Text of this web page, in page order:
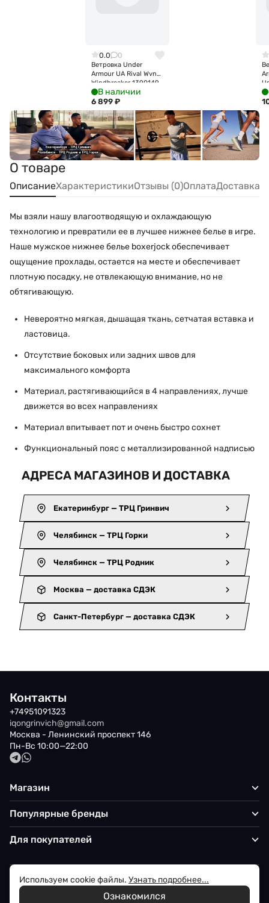
0.0 0
Ветровка Under
Armour UA Rival Wvn
Windbreaker 1390149-
410В наличии
6 899 ₽
О товаре
ОписаниеХарактеристикиОтзывы (0)ОплатаДоставка
Мы взяли нашу влагоотводящую и охлаждающую
технологию и превратили ее в лучшее нижнее белье в игре.
Наше мужское нижнее белье boxerjock обеспечивает
ощущение прохлады, остается на месте и обеспечивает
плотную посадку, не отвлекающую внимание, но не
обтягивающую.
Невероятно мягкая, дышащая ткань, сетчатая вставка и
ластовица.
Отсутствие боковых или задних швов для
максимального комфорта
Материал, растягивающийся в 4 направлениях, лучше
движется во всех направлениях
Материал впитывает пот и очень быстро сохнет
Функциональный пояс с металлизированной надписью
АДРЕСА МАГАЗИНОВ И ДОСТАВКА
Екатеринбург — ТРЦ Гринвич
Челябинск — ТРЦ Горки
Челябинск — ТРЦ Родник
Москва — доставка СДЭК
Санкт-Петербург — доставка СДЭК
Контакты
+74951091323
iqongrinvich@gmail.com
Москва - Ленинский проспект 146
Пн-Вс 10:00—22:00
Магазин
Популярные бренды
Для покупателей
Политика обработки персональных данных
Используем cookie файлы. Узнать подробнее...
Ознакомился